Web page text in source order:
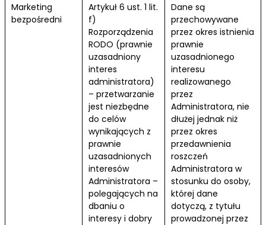
Marketing
bezpośredni
Artykuł 6 ust. 1 lit.
f)
Rozporządzenia
RODO (prawnie
uzasadniony
interes
administratora)
– przetwarzanie
jest niezbędne
do celów
wynikających z
prawnie
uzasadnionych
interesów
Administratora –
polegających na
dbaniu o
interesy i dobry
Dane są
przechowywane
przez okres istnienia
prawnie
uzasadnionego
interesu
realizowanego
przez
Administratora, nie
dłużej jednak niż
przez okres
przedawnienia
roszczeń
Administratora w
stosunku do osoby,
której dane
dotyczą, z tytułu
prowadzonej przez